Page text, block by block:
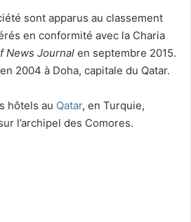
sont apparus au classement
en conformité avec la Charia
News Journal en septembre 2015.
2004 à Doha, capitale du Qatar.
hôtels au Qatar, en Turquie,
l’archipel des Comores.